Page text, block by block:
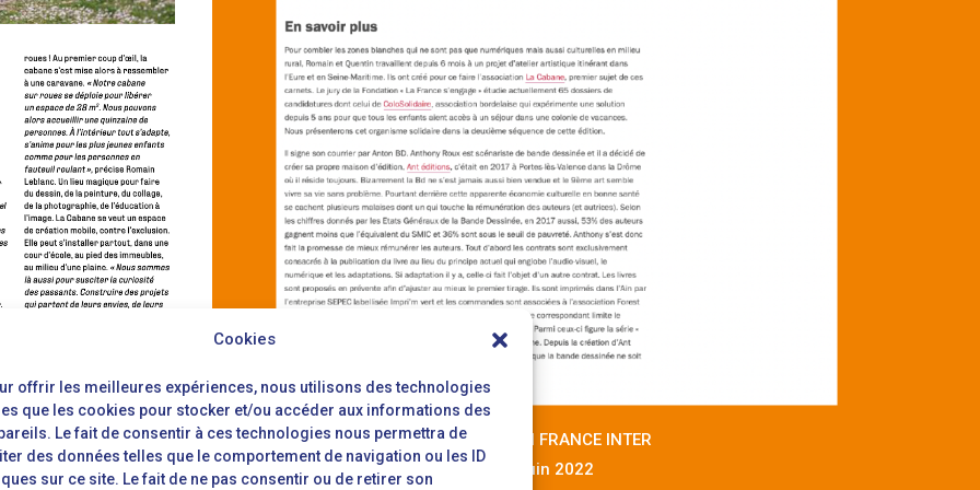
Cookies
offrir les meilleures expériences, nous utilisons des technologies
que les cookies pour stocker et/ou accéder aux informations des
Le fait de consentir à ces technologies nous permettra de
des données telles que le comportement de navigation ou les ID
sur ce site. Le fait de ne pas consentir ou de retirer son
ÉMISSION FRANCE INTER
Juin 2022